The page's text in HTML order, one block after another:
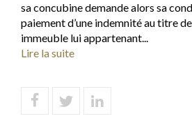
sa concubine demande alors sa
paiement d’une indemnité au titre
immeuble lui appartenant...
Lire la suite